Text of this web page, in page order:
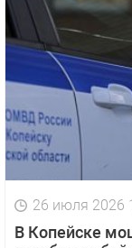
26 июля 2026
В Копейске